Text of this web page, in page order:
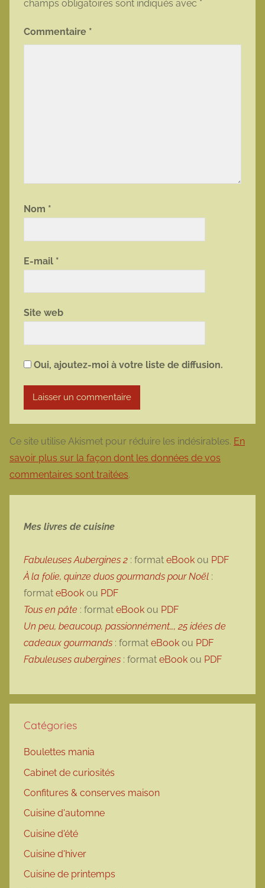
champs obligatoires sont indiqués avec *
Commentaire *
Nom *
E-mail *
Site web
Oui, ajoutez-moi à votre liste de diffusion.
Ce site utilise Akismet pour réduire les indésirables. En
savoir plus sur la façon dont les données de vos
commentaires sont traitées.
Mes livres de cuisine
Fabuleuses Aubergines 2 : format eBook ou PDF
À la folie, quinze duos gourmands pour Noël :
format eBook ou PDF
Tous en pâte : format eBook ou PDF
Un peu, beaucoup, passionnément…, 25 idées de
cadeaux gourmands : format eBook ou PDF
Fabuleuses aubergines : format eBook ou PDF
Catégories
Boulettes mania
Cabinet de curiosités
Confitures & conserves maison
Cuisine d'automne
Cuisine d'été
Cuisine d'hiver
Cuisine de printemps